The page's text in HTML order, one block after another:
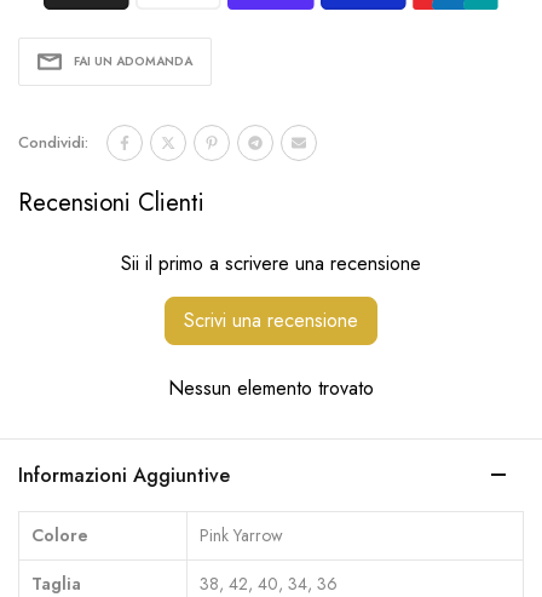
FAI UN ADOMANDA
Condividi:
Recensioni Clienti
Sii il primo a scrivere una recensione
Scrivi una recensione
Nessun elemento trovato
Informazioni Aggiuntive
Colore
Pink Yarrow
Taglia
38, 42, 40, 34, 36